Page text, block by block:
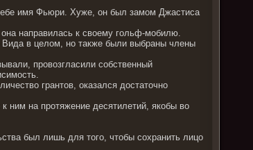
имя Фьюри. Хуже, он был замом Джастиса
направилась к своему гольф-мобилю.
Вида в целом, но также были выбраны члены
провозгласили собственный
грантов, оказался достаточно
ним на протяжение десятилетий, якобы во
был лишь для того, чтобы сохранить лицо